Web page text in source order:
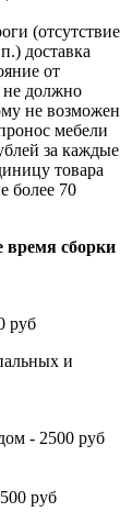
(отсутствие
доставка
от
не должно
не возможен
мебели
за каждые
товара
более 70
время сборки
руб
и
- 2500 руб
руб